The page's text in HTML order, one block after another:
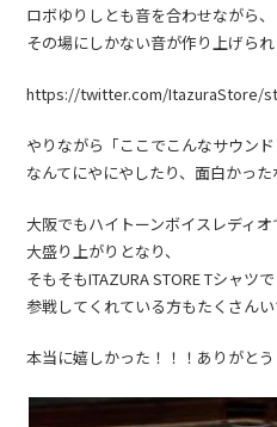
ロボゆりしとも音を合わせながら、
その場にしかない音が作り上げら
https://twitter.com/ItazuraStore/
やりながら「ここでこんなサウンド
なんてにやにやしたり、面白かった
大阪でもハイトーンボイスレディオ
大盛り上がりとなり、
そもそもITAZURA STORE Tシャツで
参戦してくれている方もたくさんい
本当に嬉しかった！！！ありがとう